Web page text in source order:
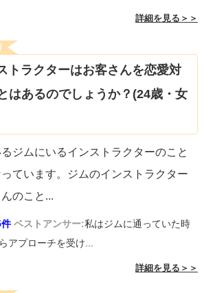
詳細を見る＞＞
トラクターはお客さんを恋愛対
はあるのでしょうか？(24歳・女
ジムにいるインストラクターのこと
ています。ジムのインストラクター
のこと ...
ベストアンサー:私はジムに通っていた時
アプローチを受け...
詳細を見る＞＞